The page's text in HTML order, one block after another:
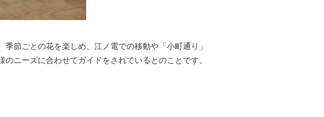
節ごとの花を楽しめ、江ノ電での移動や「小町通り」
ニーズに合わせてガイドをされているとのことです。